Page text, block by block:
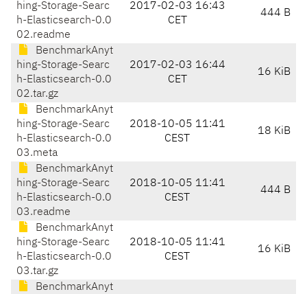
hing-Storage-Searc
h-Elasticsearch-0.0
02.readme
2017-02-03 16:43
CET
444 B
BenchmarkAnyt
hing-Storage-Searc
h-Elasticsearch-0.0
02.tar.gz
2017-02-03 16:44
CET
16 KiB
BenchmarkAnyt
hing-Storage-Searc
h-Elasticsearch-0.0
03.meta
2018-10-05 11:41
CEST
18 KiB
BenchmarkAnyt
hing-Storage-Searc
h-Elasticsearch-0.0
03.readme
2018-10-05 11:41
CEST
444 B
BenchmarkAnyt
hing-Storage-Searc
h-Elasticsearch-0.0
03.tar.gz
2018-10-05 11:41
CEST
16 KiB
BenchmarkAnyt